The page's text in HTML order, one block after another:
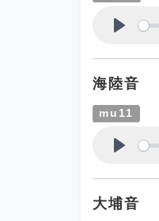
海陸音
mu11
大埔音